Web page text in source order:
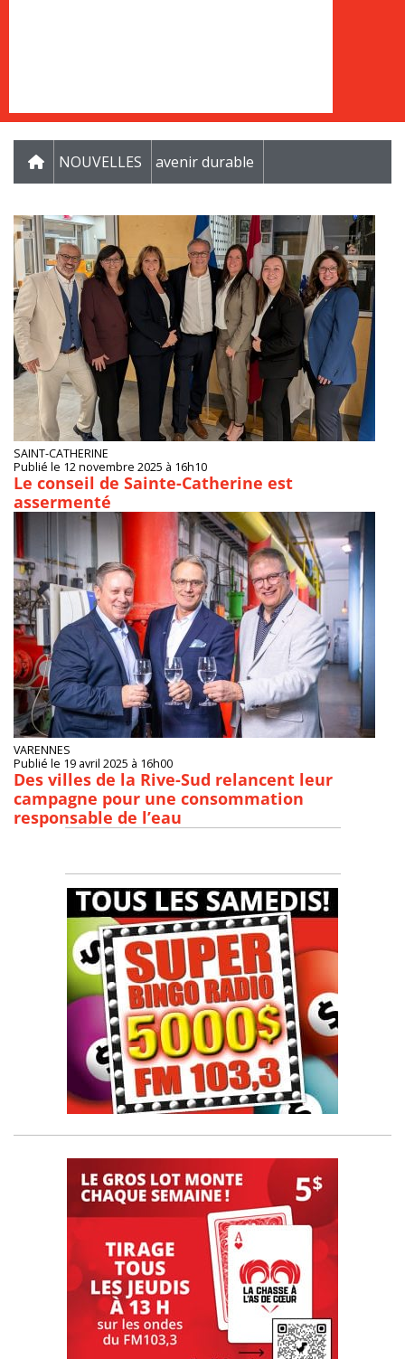
NOUVELLES avenir durable
SAINT-CATHERINE
Publié le 12 novembre 2025 à 16h10
Le conseil de Sainte-Catherine est
assermenté
VARENNES
Publié le 19 avril 2025 à 16h00
Des villes de la Rive-Sud relancent leur
campagne pour une consommation
responsable de l’eau